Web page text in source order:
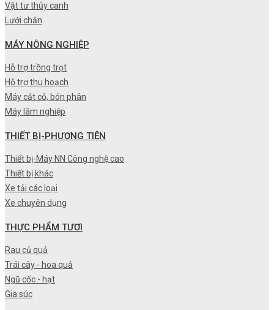
Vật tư thủy canh
Lưới chắn
MÁY NÔNG NGHIỆP
Hỗ trợ trồng trọt
Hỗ trợ thu hoạch
Máy cắt cỏ, bón phân
Máy lâm nghiệp
THIẾT BỊ-PHƯƠNG TIỆN
Thiết bị-Máy NN Công nghệ cao
Thiết bị khác
Xe tải các loại
Xe chuyên dụng
THỰC PHẨM TƯƠI
Rau củ quả
Trái cây - hoa quả
Ngũ cốc - hạt
Gia súc